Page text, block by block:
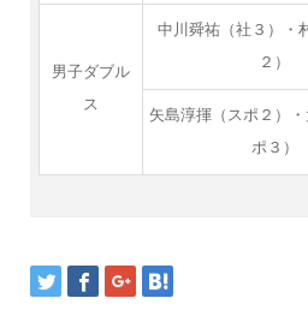
男子ダブル
ス
中川舜祐（社３）・
２）
矢島淳揮（スポ２）
ポ３）